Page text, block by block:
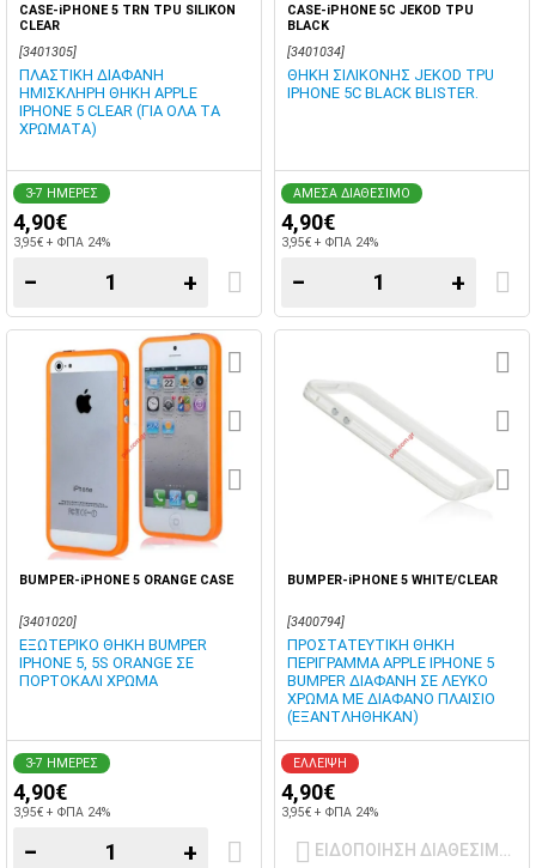
CASE-iPHONE 5 TRN TPU SILIKON
CLEAR
[3401305]
ΠΛΑΣΤΙΚΗ ΔΙΑΦΑΝΗ
ΗΜΙΣΚΛΗΡΗ ΘΗΚΗ APPLE
IPHONE 5 CLEAR (ΓΙΑ ΟΛΑ ΤΑ
ΧΡΩΜΑΤΑ)
3-7 ΗΜΕΡΕΣ
4,90€
3,95€ + ΦΠΑ 24%
− +
CASE-iPHONE 5C JEKOD TPU
BLACK
[3401034]
ΘΗΚΗ ΣΙΛΙΚΟΝΗΣ JEKOD TPU
IPHONE 5C BLACK BLISTER.
ΑΜΕΣΑ ΔΙΑΘΕΣΙΜΟ
4,90€
3,95€ + ΦΠΑ 24%
− +
BUMPER-iPHONE 5 ORANGE CASE
[3401020]
ΕΞΩΤΕΡΙΚΟ ΘΗΚΗ BUMPER
IPHONE 5, 5S ORANGE ΣΕ
ΠΟΡΤΟΚΑΛΙ ΧΡΩΜΑ
3-7 ΗΜΕΡΕΣ
4,90€
3,95€ + ΦΠΑ 24%
− +
BUMPER-iPHONE 5 WHITE/CLEAR
[3400794]
ΠΡΟΣΤΑΤΕΥΤΙΚΗ ΘΗΚΗ
ΠΕΡΙΓΡΑΜΜΑ APPLE IPHONE 5
BUMPER ΔΙΑΦΑΝΗ ΣΕ ΛΕΥΚΟ
ΧΡΩΜΑ ΜΕ ΔΙΑΦΑΝΟ ΠΛΑΙΣΙΟ
(ΕΞΑΝΤΛΗΘΗΚΑΝ)
ΕΛΛΕΙΨΗ
4,90€
3,95€ + ΦΠΑ 24%
ΕΙΔΟΠΟΙΗΣΗ